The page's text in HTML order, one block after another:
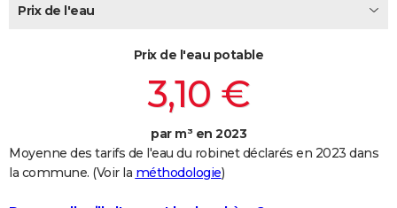
Carte de Noël
Carte Bonne année
Carte Saint-Valentin
Carte Pâques
Carte d'anniversaire
DICTIONNAIRE
FORUM
Prix de l'eau
Prix de l'eau potable
3,10 €
par m³ en 2023
Moyenne des tarifs de l'eau du robinet déclarés en 2023 dans
la commune. (Voir la méthodologie)